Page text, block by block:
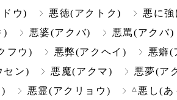
ウ) 悪徳(アクトク)
悪に強
) 悪婆(アクバ)
悪罵(アクバ)
フウ) 悪弊(アクヘイ)
悪癖(
セン) 悪魔(アクマ)
悪夢(ア
悪霊(アクリョウ) △ 悪し(あ